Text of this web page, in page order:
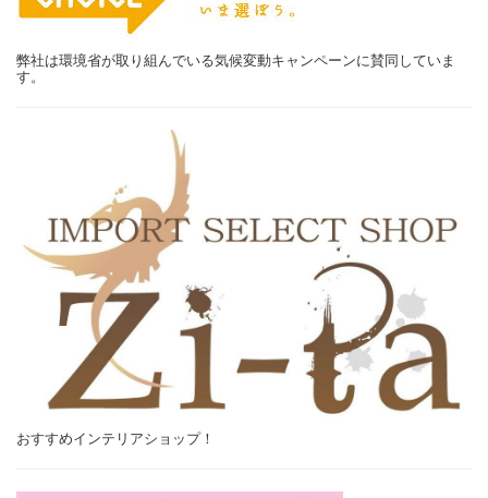
弊社は環境省が取り組んでいる気候変動キャンペーンに賛同していま
す。
おすすめインテリアショップ！